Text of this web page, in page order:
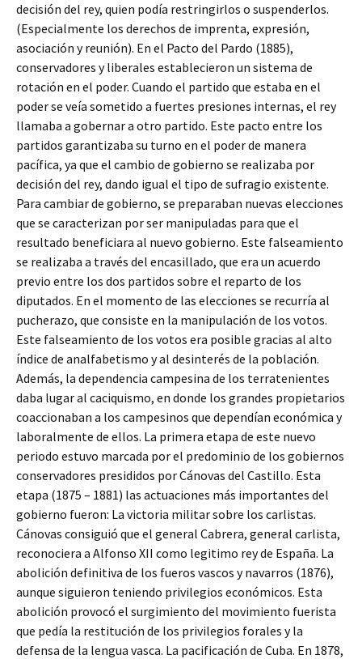
decisión del rey, quien podía restringirlos o suspenderlos.
(Especialmente los derechos de imprenta, expresión,
asociación y reunión). En el Pacto del Pardo (1885),
conservadores y liberales establecieron un sistema de
rotación en el poder. Cuando el partido que estaba en el
poder se veía sometido a fuertes presiones internas, el rey
llamaba a gobernar a otro partido. Este pacto entre los
partidos garantizaba su turno en el poder de manera
pacífica, ya que el cambio de gobierno se realizaba por
decisión del rey, dando igual el tipo de sufragio existente.
Para cambiar de gobierno, se preparaban nuevas elecciones
que se caracterizan por ser manipuladas para que el
resultado beneficiara al nuevo gobierno. Este falseamiento
se realizaba a través del encasillado, que era un acuerdo
previo entre los dos partidos sobre el reparto de los
diputados. En el momento de las elecciones se recurría al
pucherazo, que consiste en la manipulación de los votos.
Este falseamiento de los votos era posible gracias al alto
índice de analfabetismo y al desinterés de la población.
Además, la dependencia campesina de los terratenientes
daba lugar al caciquismo, en donde los grandes propietarios
coaccionaban a los campesinos que dependían económica y
laboralmente de ellos. La primera etapa de este nuevo
periodo estuvo marcada por el predominio de los gobiernos
conservadores presididos por Cánovas del Castillo. Esta
etapa (1875 – 1881) las actuaciones más importantes del
gobierno fueron: La victoria militar sobre los carlistas.
Cánovas consiguió que el general Cabrera, general carlista,
reconociera a Alfonso XII como legitimo rey de España. La
abolición definitiva de los fueros vascos y navarros (1876),
aunque siguieron teniendo privilegios económicos. Esta
abolición provocó el surgimiento del movimiento fuerista
que pedía la restitución de los privilegios forales y la
defensa de la lengua vasca. La pacificación de Cuba. En 1878,